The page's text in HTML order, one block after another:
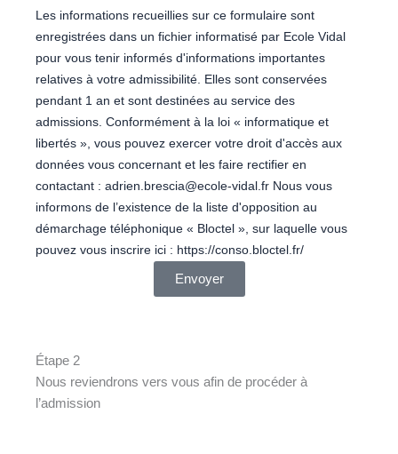
Les informations recueillies sur ce formulaire sont
enregistrées dans un fichier informatisé par Ecole Vidal
pour vous tenir informés d'informations importantes
relatives à votre admissibilité. Elles sont conservées
pendant 1 an et sont destinées au service des
admissions. Conformément à la loi « informatique et
libertés », vous pouvez exercer votre droit d'accès aux
données vous concernant et les faire rectifier en
contactant : adrien.brescia@ecole-vidal.fr Nous vous
informons de l’existence de la liste d'opposition au
démarchage téléphonique « Bloctel », sur laquelle vous
pouvez vous inscrire ici : https://conso.bloctel.fr/
Envoyer
Étape 2
Nous reviendrons vers vous afin de procéder à
l’admission